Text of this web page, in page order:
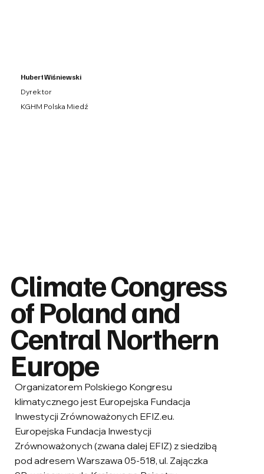
Hubert Wiśniewski
Dyrektor
KGHM Polska Miedź
Climate Congress
of Poland and
Central Northern
Europe
Organizatorem Polskiego Kongresu
klimatycznego jest Europejska Fundacja
Inwestycji Zrównoważonych EFIZ.eu.
Europejska Fundacja Inwestycji
Zrównoważonych (zwana dalej EFIZ) z siedzibą
pod adresem Warszawa 05-518, ul. Zajączka